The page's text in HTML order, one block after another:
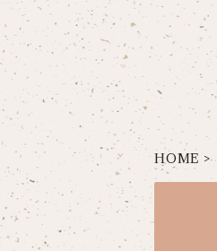
HOME